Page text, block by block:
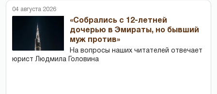
04 августа 2026
«Собрались с 12-летней
дочерью в Эмираты, но бывший
муж против»
На вопросы наших читателей отвечает
юрист Людмила Головина